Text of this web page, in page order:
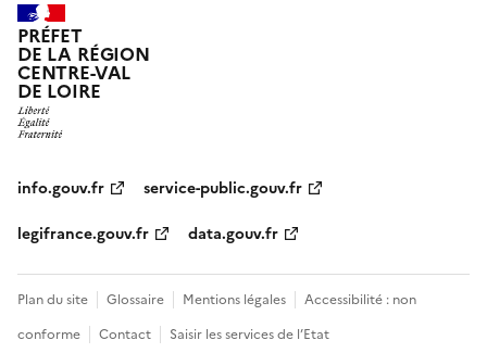
PRÉFET
DE LA RÉGION
CENTRE-VAL
DE LOIRE
info.gouv.fr
service-public.gouv.fr
legifrance.gouv.fr
data.gouv.fr
Plan du site Glossaire Mentions légales
Accessibilité : non
conforme
Contact Saisir les services de l’Etat